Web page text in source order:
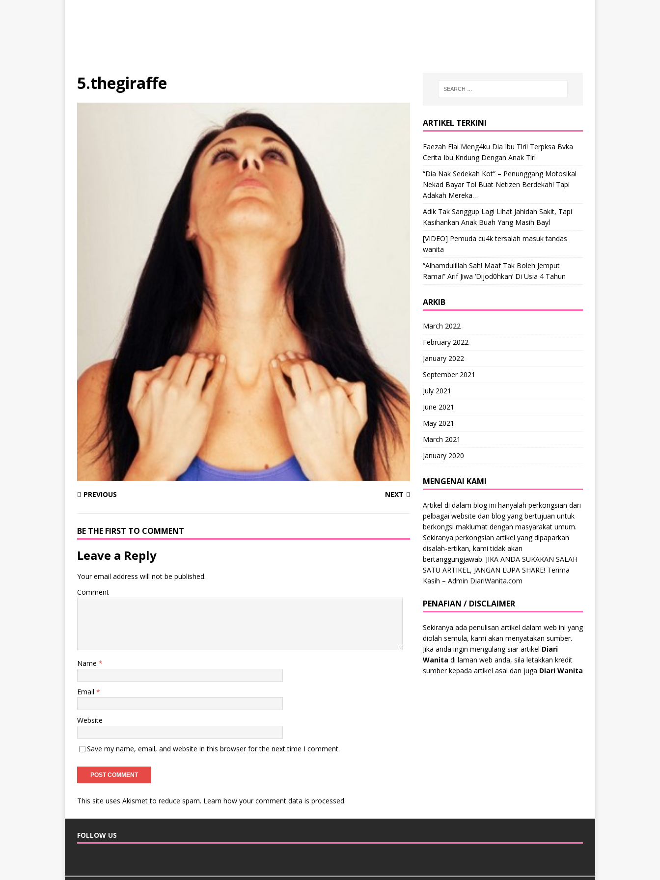
5.thegiraffe
PREVIOUS NEXT
BE THE FIRST TO COMMENT
Leave a Reply
Your email address will not be published.
Comment
Name *
Email *
Website
Save my name, email, and website in this browser for the next time I comment.
This site uses Akismet to reduce spam. Learn how your comment data is processed.
ARTIKEL TERKINI
Faezah Elai Meng4ku Dia Ibu Tlri! Terpksa Bvka
Cerita Ibu Kndung Dengan Anak Tlri
“Dia Nak Sedekah Kot” – Penunggang Motosikal
Nekad Bayar Tol Buat Netizen Berdekah! Tapi
Adakah Mereka…
Adik Tak Sanggup Lagi Lihat Jahidah Sakit, Tapi
Kasihankan Anak Buah Yang Masih Bayl
[VIDEO] Pemuda cu4k tersalah masuk tandas
wanita
“Alhamdulillah Sah! Maaf Tak Boleh Jemput
Ramai” Arif Jiwa ‘Dijod0hkan’ Di Usia 4 Tahun
ARKIB
March 2022
February 2022
January 2022
September 2021
July 2021
June 2021
May 2021
March 2021
January 2020
MENGENAI KAMI
Artikel di dalam blog ini hanyalah perkongsian dari
pelbagai website dan blog yang bertujuan untuk
berkongsi maklumat dengan masyarakat umum.
Sekiranya perkongsian artikel yang dipaparkan
disalah-ertikan, kami tidak akan
bertanggungjawab. JIKA ANDA SUKAKAN SALAH
SATU ARTIKEL, JANGAN LUPA SHARE! Terima
Kasih – Admin DiariWanita.com
PENAFIAN / DISCLAIMER
Sekiranya ada penulisan artikel dalam web ini yang
diolah semula, kami akan menyatakan sumber.
Jika anda ingin mengulang siar artikel Diari
Wanita di laman web anda, sila letakkan kredit
sumber kepada artikel asal dan juga Diari Wanita
FOLLOW US